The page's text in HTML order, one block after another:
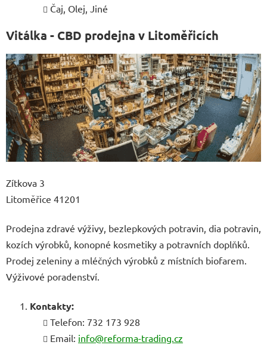
Čaj, Olej, Jiné
Vitálka - CBD prodejna v Litoměřicích
Zítkova 3
Litoměřice 41201
Prodejna zdravé výživy, bezlepkových potravin, dia potravin,
kozích výrobků, konopné kosmetiky a potravních doplňků.
Prodej zeleniny a mléčných výrobků z místních biofarem.
Výživové poradenství.
Kontakty:
Telefon: 732 173 928
Email: info@reforma-trading.cz